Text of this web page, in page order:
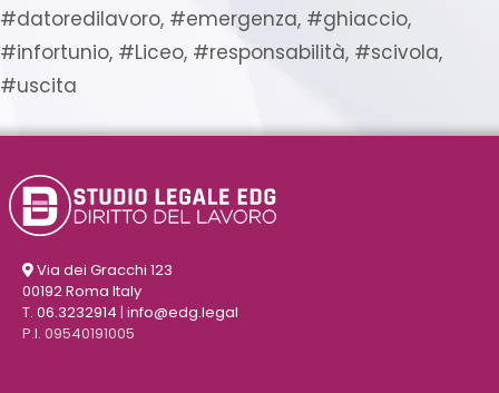
#datoredilavoro, #emergenza, #ghiaccio,
#infortunio, #Liceo, #responsabilità, #scivola,
#uscita
Via dei Gracchi 123
00192 Roma Italy
T. 06.3232914 | info@edg.legal
P.I. 09540191005